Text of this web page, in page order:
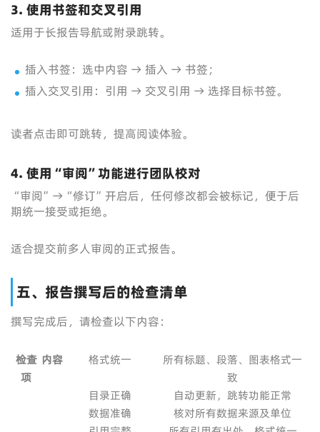
3. 使用书签和交叉引用
适用于长报告导航或附录跳转。
插入书签：选中内容 → 插入 → 书签；
插入交叉引用：引用 → 交叉引用 → 选择目标书签。
读者点击即可跳转，提高阅读体验。
4. 使用“审阅”功能进行团队校对
“审阅”→“修订”开启后，任何修改都会被标记，便于后
期统一接受或拒绝。
适合提交前多人审阅的正式报告。
五、报告撰写后的检查清单
撰写完成后，请检查以下内容：
检查
项
内容 格式统一
所有标题、段落、图表格式一
致
目录正确
自动更新，跳转功能正常
数据准确
核对所有数据来源及单位